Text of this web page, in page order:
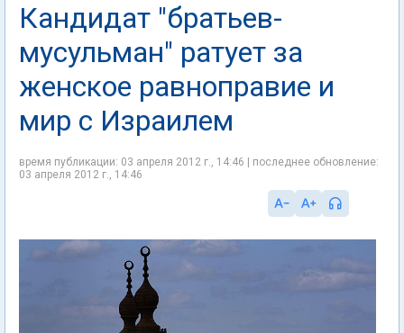
Кандидат "братьев-
мусульман" ратует за
женское равноправие и
мир с Израилем
время публикации: 03 апреля 2012 г., 14:46 | последнее обновление:
03 апреля 2012 г., 14:46